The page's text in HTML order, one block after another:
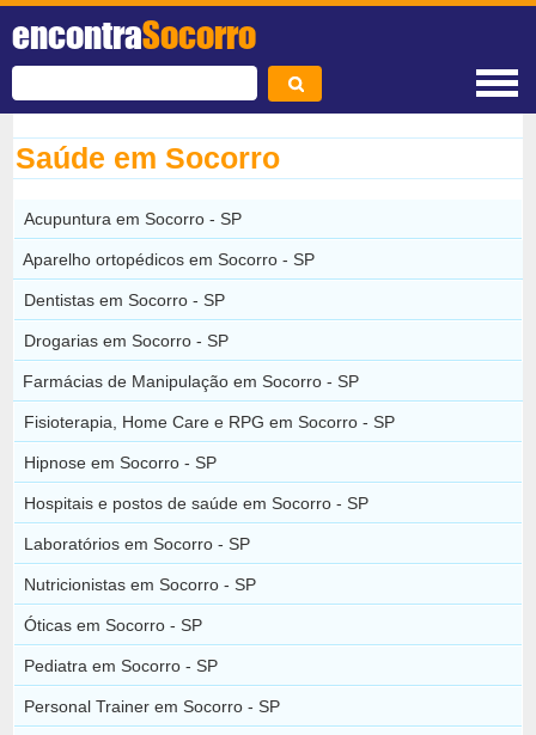
encontraSocorro
Saúde em Socorro
Acupuntura em Socorro - SP
Aparelho ortopédicos em Socorro - SP
Dentistas em Socorro - SP
Drogarias em Socorro - SP
Farmácias de Manipulação em Socorro - SP
Fisioterapia, Home Care e RPG em Socorro - SP
Hipnose em Socorro - SP
Hospitais e postos de saúde em Socorro - SP
Laboratórios em Socorro - SP
Nutricionistas em Socorro - SP
Óticas em Socorro - SP
Pediatra em Socorro - SP
Personal Trainer em Socorro - SP